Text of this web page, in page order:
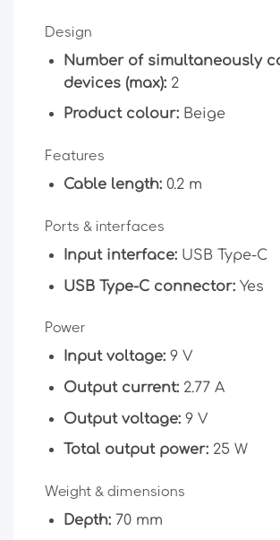
Design
Number of simultaneously
devices (max):2
Product colour:Beige
Features
Cable length:0.2 m
Ports & interfaces
Input interface:USB Type-C
USB Type-C connector:Yes
Power
Input voltage:9 V
Output current:2.77 A
Output voltage:9 V
Total output power:25 W
Weight & dimensions
Depth:70 mm